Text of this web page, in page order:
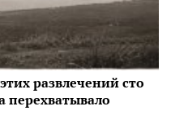
развлечений сто
перехватывало